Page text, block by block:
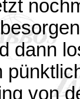
dann
von